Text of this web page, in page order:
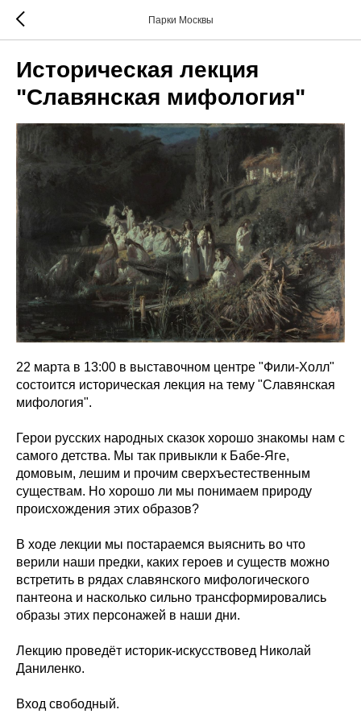
Парки Москвы
Историческая лекция
"Славянская мифология"
22 марта в 13:00 в выставочном центре "Фили-Холл"
состоится историческая лекция на тему "Славянская
мифология".
Герои русских народных сказок хорошо знакомы нам с
самого детства. Мы так привыкли к Бабе-Яге,
домовым, лешим и прочим сверхъестественным
существам. Но хорошо ли мы понимаем природу
происхождения этих образов?
В ходе лекции мы постараемся выяснить во что
верили наши предки, каких героев и существ можно
встретить в рядах славянского мифологического
пантеона и насколько сильно трансформировались
образы этих персонажей в наши дни.
Лекцию проведёт историк-искусствовед Николай
Даниленко.
Вход свободный.